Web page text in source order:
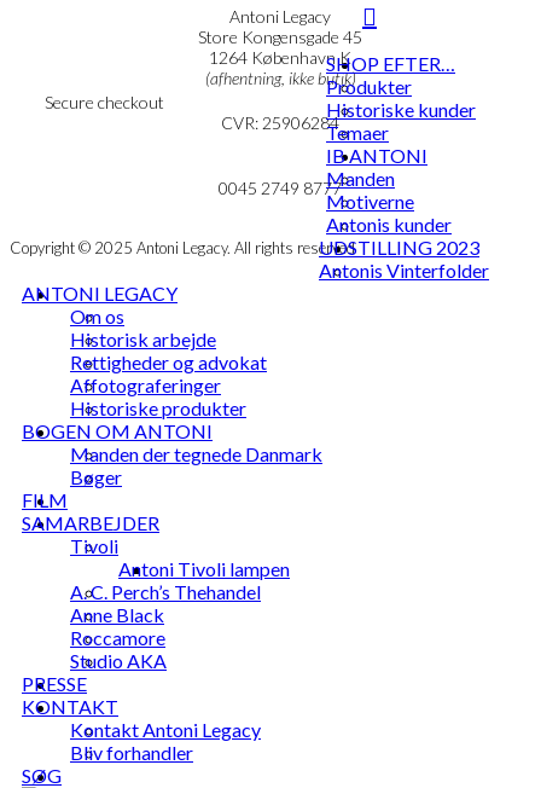
vælges
på
varesiden
Secure checkout
Antoni Legacy
Store Kongensgade 45
1264 København K
(afhentning, ikke butik)
CVR: 25906284
mail@ibantoni.com
0045 2749 8777
Copyright © 2025 Antoni Legacy. All rights reserved
SHOP EFTER…
Produkter
Historiske kunder
Temaer
IB ANTONI
Manden
Motiverne
Antonis kunder
UDSTILLING 2023
Antonis Vinterfolder
ANTONI LEGACY
Om os
Historisk arbejde
Rettigheder og advokat
Affotograferinger
Historiske produkter
BOGEN OM ANTONI
Manden der tegnede Danmark
Bøger
FILM
SAMARBEJDER
Tivoli
Antoni Tivoli lampen
A. C. Perch’s Thehandel
Anne Black
Roccamore
Studio AKA
PRESSE
KONTAKT
Kontakt Antoni Legacy
Bliv forhandler
SØG